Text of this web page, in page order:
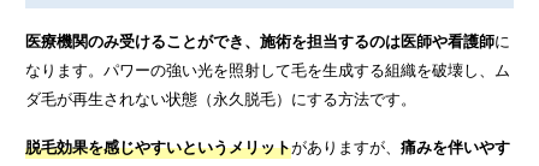
医療機関のみ受けることができ、施術を担当するのは医師や看護師に
なります。パワーの強い光を照射して毛を生成する組織を破壊し、ム
ダ毛が再生されない状態（永久脱毛）にする方法です。
脱毛効果を感じやすいというメリットがありますが、 痛みを伴いやす